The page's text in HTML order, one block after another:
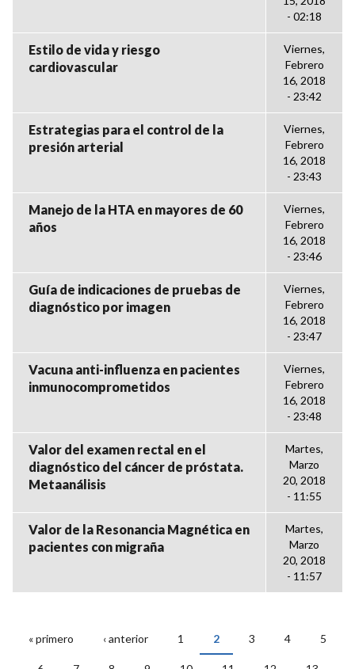
- 02:18
Estilo de vida y riesgo
cardiovascular
Viernes,
Febrero
16, 2018
- 23:42
Estrategias para el control de la
presión arterial
Viernes,
Febrero
16, 2018
- 23:43
Manejo de la HTA en mayores de 60
años
Viernes,
Febrero
16, 2018
- 23:46
Guía de indicaciones de pruebas de
diagnóstico por imagen
Viernes,
Febrero
16, 2018
- 23:47
Vacuna anti-influenza en pacientes
inmunocomprometidos
Viernes,
Febrero
16, 2018
- 23:48
Valor del examen rectal en el
diagnóstico del cáncer de próstata.
Metaanálisis
Martes,
Marzo
20, 2018
- 11:55
Valor de la Resonancia Magnética en
pacientes con migraña
Martes,
Marzo
20, 2018
- 11:57
PÁGINAS
« primero ‹ anterior 1 2 3 4 5